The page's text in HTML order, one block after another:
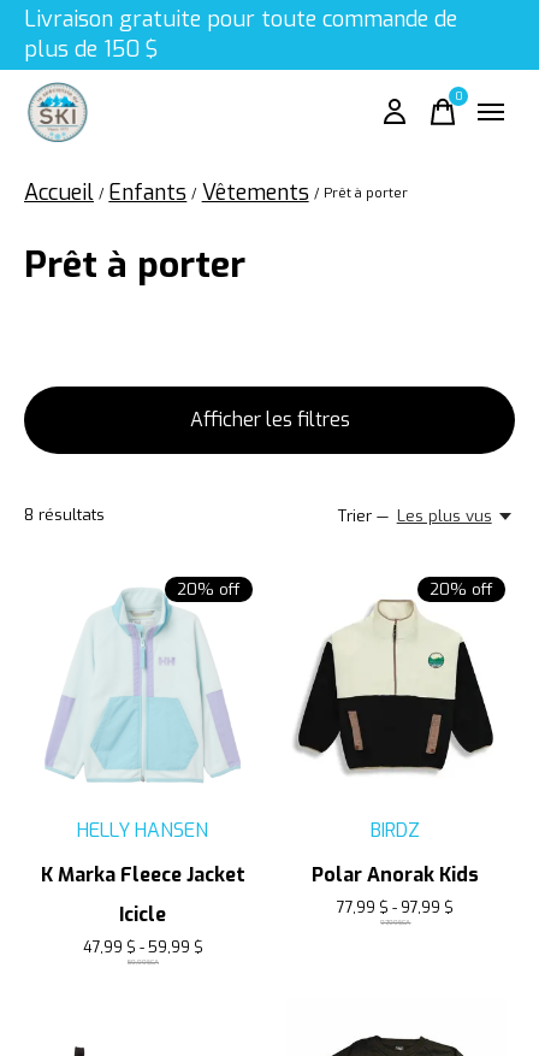
Livraison gratuite pour toute commande de
plus de 150 $
0items
Accueil / Enfants / Vêtements / Prêt à porter
Prêt à porter
Afficher les filtres
8 résultats Trier — Les plus vus
20% off
HELLY HANSEN
K Marka Fleece Jacket
Icicle
47,99 $ - 59,99 $
59,99$CA
20% off
BIRDZ
Polar Anorak Kids
77,99 $ - 97,99 $
97,99$CA